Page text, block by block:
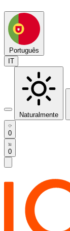
Português
IT
Naturalmente
0
0